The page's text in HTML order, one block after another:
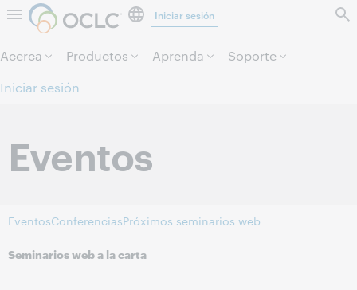
Saltar al contenido.
Iniciar sesión
Acerca Productos Aprenda
Soporte
Iniciar sesión
Eventos
EventosConferenciasPróximos seminarios web
Seminarios web a la carta